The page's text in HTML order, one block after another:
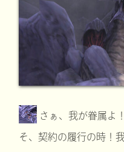
さぁ、我が眷属よ
そ、契約の履行の時！